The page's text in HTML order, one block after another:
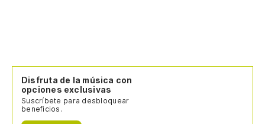
Disfruta de la música con
opciones exclusivas
Suscríbete para desbloquear
beneficios.